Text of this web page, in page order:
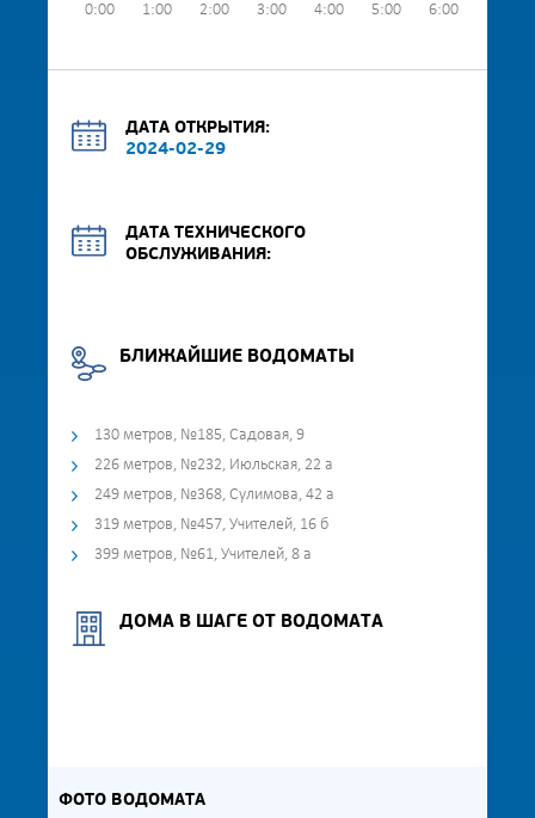
0:00 1:00 2:00 3:00 4:00 5:00 6:00
ДАТА ОТКРЫТИЯ:
2024-02-29
ДАТА ТЕХНИЧЕСКОГО
ОБСЛУЖИВАНИЯ:
БЛИЖАЙШИЕ ВОДОМАТЫ
130 метров, №185, Садовая, 9
226 метров, №232, Июльская, 22 а
249 метров, №368, Сулимова, 42 а
319 метров, №457, Учителей, 16 б
399 метров, №61, Учителей, 8 а
ДОМА В ШАГЕ ОТ ВОДОМАТА
ФОТО ВОДОМАТА